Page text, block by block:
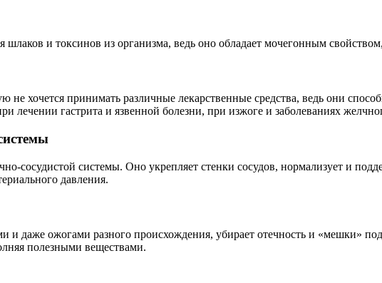
и токсинов из организма, ведь оно обладает мочегонным
не хочется принимать различные лекарственные средства, ведь они
лечении гастрита и язвенной болезни, при изжоге и заболеваниях
сосудистой системы. Оно укрепляет стенки сосудов, нормализует и
давления.
и даже ожогами разного происхождения, убирает отечность и «мешки»
полезными веществами.